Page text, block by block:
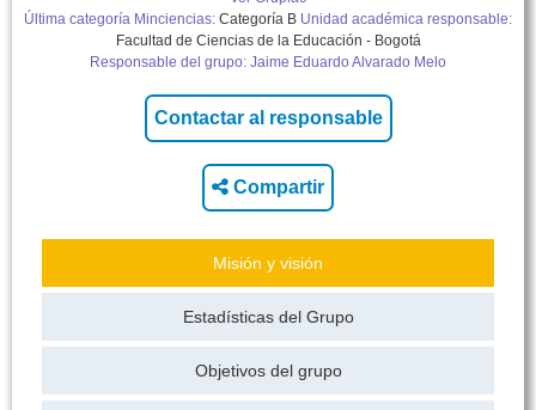
Última categoría Minciencias: Categoría B Unidad académica responsable:
Facultad de Ciencias de la Educación - Bogotá
Responsable del grupo: Jaime Eduardo Alvarado Melo
Compartir
Misión y visión
Estadísticas del Grupo
Objetivos del grupo